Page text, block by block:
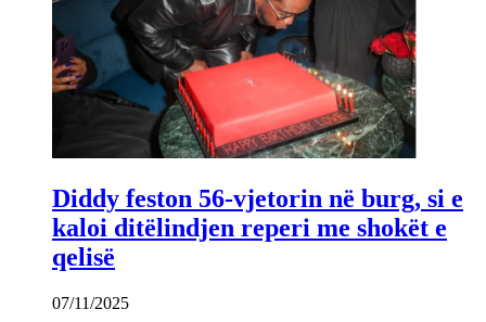
Diddy feston 56-vjetorin në burg, si e
kaloi ditëlindjen reperi me shokët e
qelisë
07/11/2025